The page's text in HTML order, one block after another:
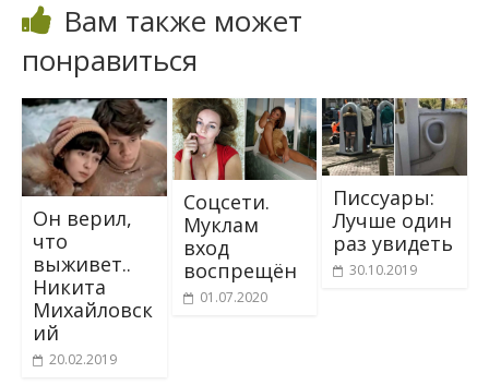
Вам также может
понравиться
Он верил,
что
выживет..
Никита
Михайловск
ий
20.02.2019
Соцсети.
Муклам
вход
воспрещён
01.07.2020
Писсуары:
Лучше один
раз увидеть
30.10.2019